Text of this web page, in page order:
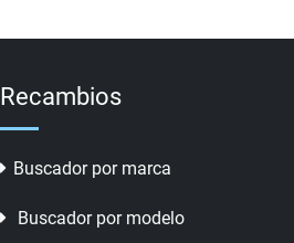
Recambios
Buscador por marca
Buscador por modelo